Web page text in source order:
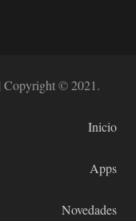
© 2021.
Inicio
Apps
Novedades